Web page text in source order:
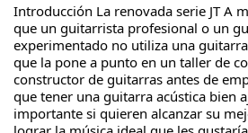
Introducción La renovada serie JT A
que un guitarrista profesional o un
experimentado no utiliza una
que la pone a punto en un taller de
constructor de guitarras antes de
que tener una guitarra acústica bien
importante si quieren alcanzar su